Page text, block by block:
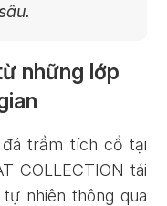
những lớp
trầm tích cổ tại
COLLECTION tái
nhiên thông qua